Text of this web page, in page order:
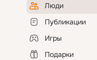
Люди
Публикации
Игры
Подарки